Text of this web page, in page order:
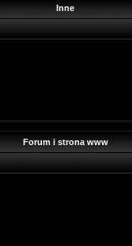
Inne
Forum i strona www